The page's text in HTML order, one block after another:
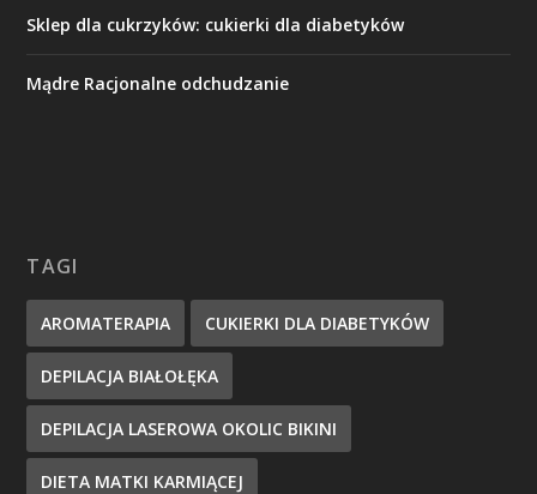
Sklep dla cukrzyków: cukierki dla diabetyków
Mądre Racjonalne odchudzanie
TAGI
AROMATERAPIA CUKIERKI DLA DIABETYKÓW
DEPILACJA BIAŁOŁĘKA
DEPILACJA LASEROWA OKOLIC BIKINI
DIETA MATKI KARMIĄCEJ